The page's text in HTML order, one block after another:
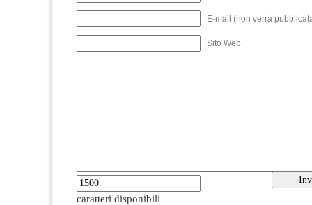
E-mail (non verrà
Sito Web
caratteri disponibili